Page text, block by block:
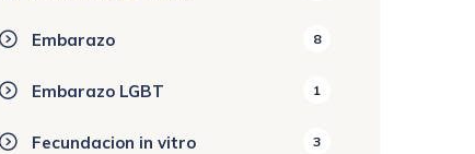
Embarazo 8
Embarazo LGBT 1
Fecundacion in vitro 3